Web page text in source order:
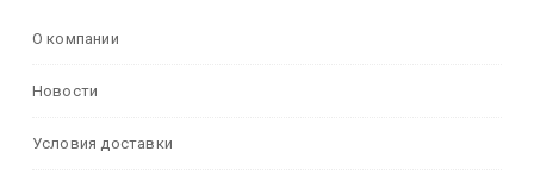
О компании
Новости
Условия доставки